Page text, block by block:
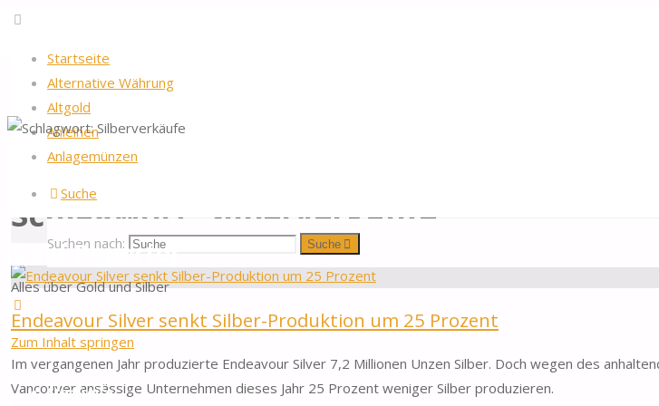
Startseite
Alternative Währung
Altgold
Anleihen
Anlagemünzen
Suche
Suchen nach: Suche
Gold-Reporter
Alles über Gold und Silber
Zum Inhalt springen
Startseite
Startseite Beiträge verschlagwortet "Silberverkäufe"
Schlagwort: Silberverkäufe
Endeavour Silver senkt Silber-Produktion um 25 Prozent
Im vergangenen Jahr produzierte Endeavour Silver 7,2 Millionen Unzen Silber. Doch wegen des
Vancouver ansässige Unternehmen dieses Jahr 25 Prozent weniger Silber produzieren.